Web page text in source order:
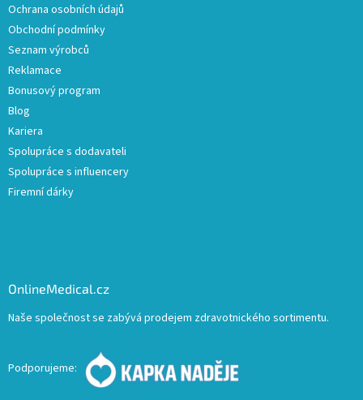
Ochrana osobních údajů
Obchodní podmínky
Seznam výrobců
Reklamace
Bonusový program
Blog
Kariera
Spolupráce s dodavateli
Spolupráce s influencery
Firemní dárky
OnlineMedical.cz
Naše společnost se zabývá prodejem zdravotnického sortimentu.
Podporujeme: